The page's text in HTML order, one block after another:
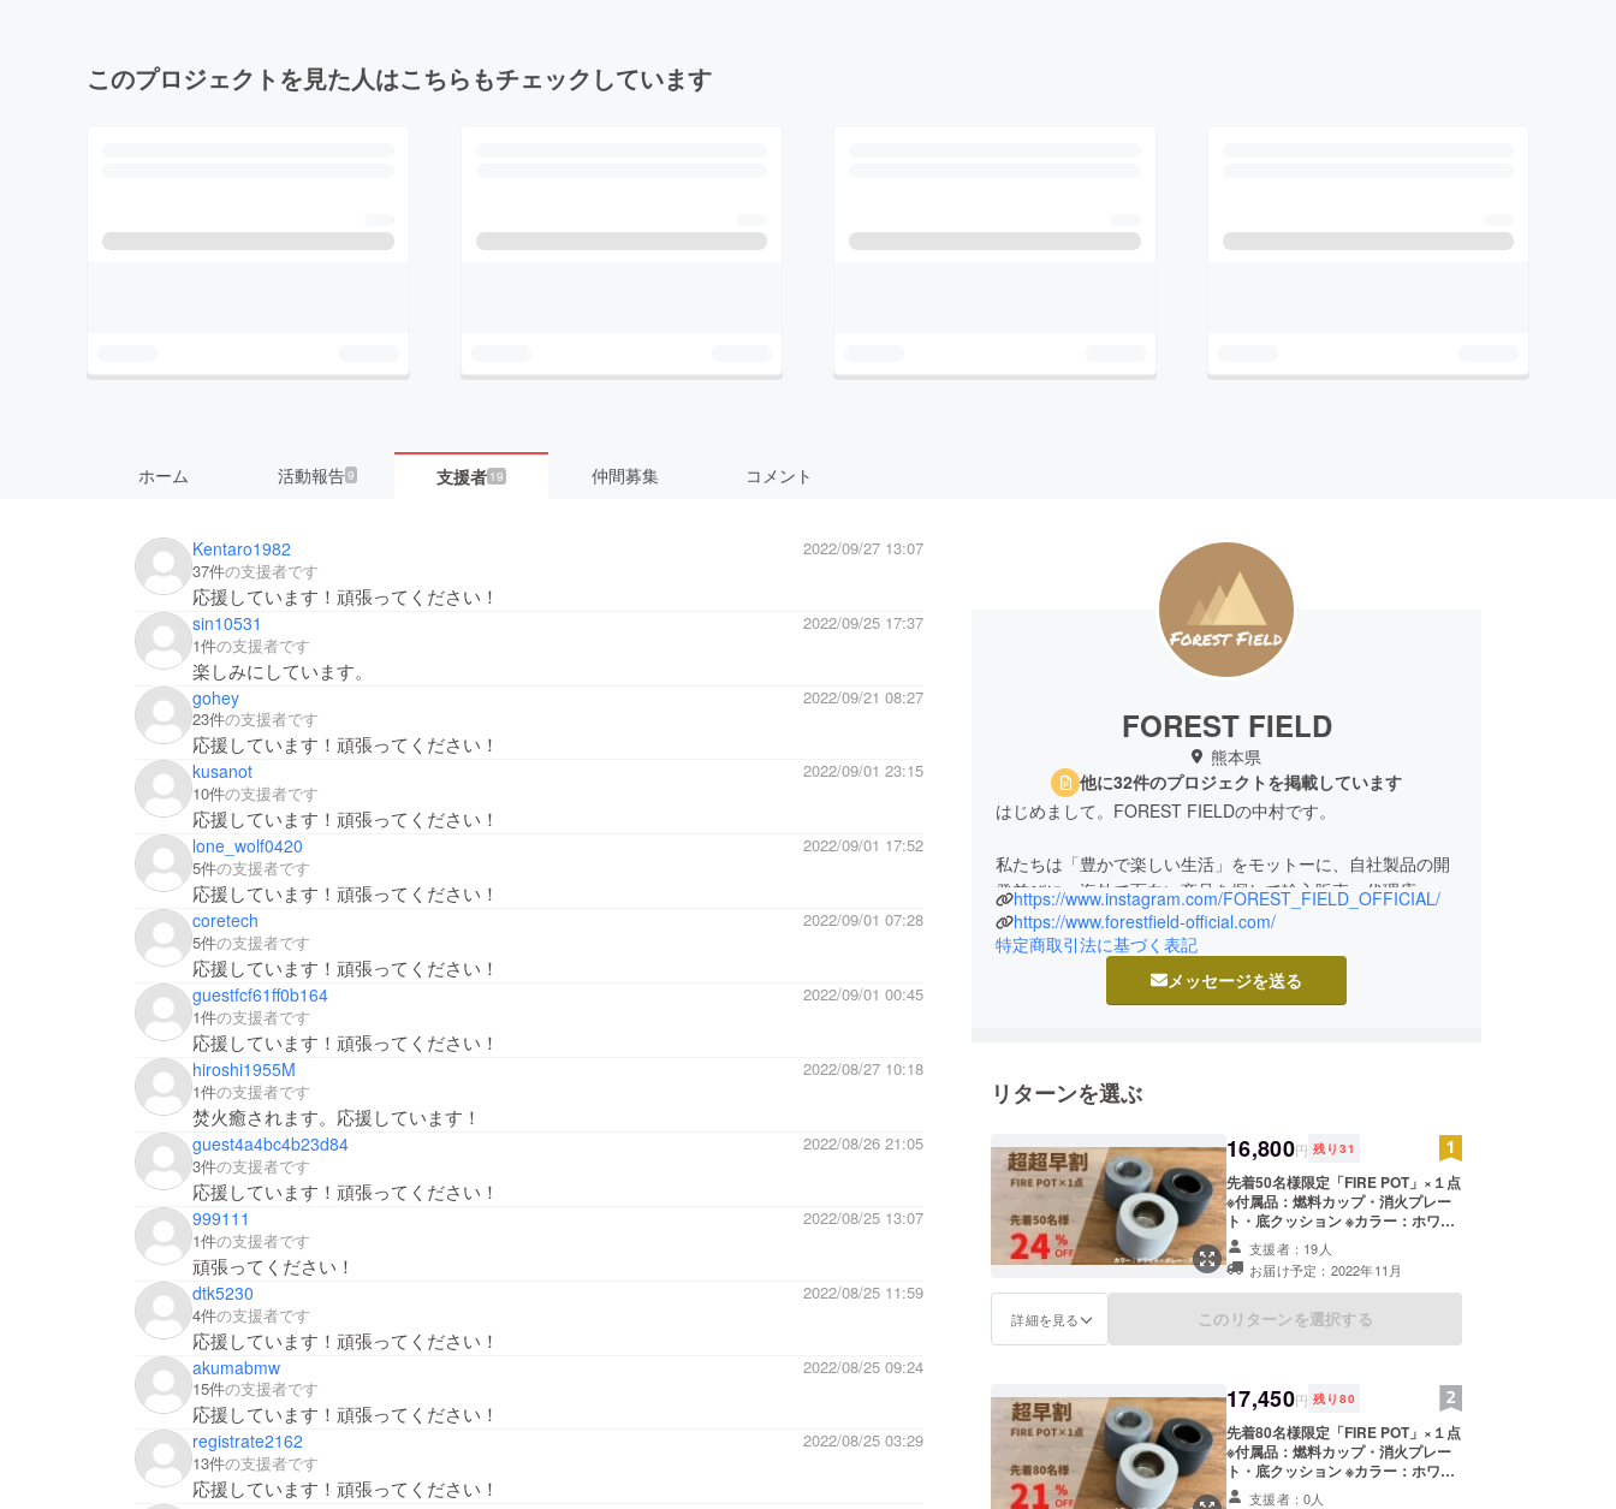
このプロジェクトを見た人はこちらもチェックしています
ホーム 活動報告9 支援者 19 仲間募集 コメント
Kentaro1982
2022/09/27 13:07
37件の支援者です
応援しています！頑張ってください！
sin10531
2022/09/25 17:37
1件の支援者です
楽しみにしています。
gohey
2022/09/21 08:27
23件の支援者です
応援しています！頑張ってください！
kusanot
2022/09/01 23:15
10件の支援者です
応援しています！頑張ってください！
lone_wolf0420
2022/09/01 17:52
5件の支援者です
応援しています！頑張ってください！
coretech
2022/09/01 07:28
5件の支援者です
応援しています！頑張ってください！
guestfcf61ff0b164
2022/09/01 00:45
1件の支援者です
応援しています！頑張ってください！
hiroshi1955M
2022/08/27 10:18
1件の支援者です
焚火癒されます。応援しています！
guest4a4bc4b23d84
2022/08/26 21:05
3件の支援者です
応援しています！頑張ってください！
999111
2022/08/25 13:07
1件の支援者です
頑張ってください！
dtk5230
2022/08/25 11:59
4件の支援者です
応援しています！頑張ってください！
akumabmw
2022/08/25 09:24
15件の支援者です
応援しています！頑張ってください！
registrate2162
2022/08/25 03:29
13件の支援者です
応援しています！頑張ってください！
FOREST FIELD
熊本県
他に32件のプロジェクトを掲載しています
はじめまして。FOREST FIELDの中村です。
私たちは「豊かで楽しい生活」をモットーに、自社製品の開
発並びに、海外で面白い商品を探して輸入販売、代理店、卸
売り、EC販売を主に行っております。
今後も私たちの商品を通してより快適に生活するための新し
い提案を行っていきたいと思ってます。
https://www.instagram.com/FOREST_FIELD_OFFICIAL/
https://www.forestfield-official.com/
特定商取引法に基づく表記
メッセージを送る
リターンを選ぶ
16,800円 残り 31
先着50名様限定「FIRE POT」×１点
※付属品：燃料カップ・消火プレー
ト・底クッション ※カラー：ホワイ
ト・グレー・ブラックからお好きな
カラー1個お選びください。 ≪一般
販売予定価格22,100円の24％OFF≫
税込み・送料込み ※リターンに燃料
は含まれておりません。 ※商品の色
ください。 ※手作業での制作のため
多少色合いにムラがある場合があり
ますがご了承願います。 ポータブル
焚き火台「FIRE POT」ファイヤー
ポット リビング、キャンプ、アウト
ドア、バーベキュー等でご利用くだ
支援者：19人
お届け予定：2022年11月
詳細を見る このリターンを選択する
17,450円 残り 80
先着80名様限定「FIRE POT」×１点
※付属品：燃料カップ・消火プレー
ト・底クッション ※カラー：ホワイ
ト・グレー・ブラックからお好きな
支援者：0人